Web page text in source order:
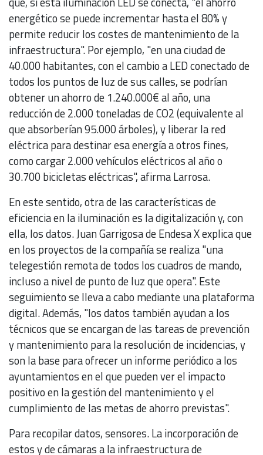
energético se puede incrementar hasta el 80% y
permite reducir los costes de mantenimiento de la
infraestructura". Por ejemplo, "en una ciudad de
40.000 habitantes, con el cambio a LED conectado de
todos los puntos de luz de sus calles, se podrían
obtener un ahorro de 1.240.000€ al año, una
reducción de 2.000 toneladas de CO2 (equivalente al
que absorberían 95.000 árboles), y liberar la red
eléctrica para destinar esa energía a otros fines,
como cargar 2.000 vehículos eléctricos al año o
30.700 bicicletas eléctricas", afirma Larrosa.
En este sentido, otra de las características de
eficiencia en la iluminación es la digitalización y, con
ella, los datos. Juan Garrigosa de Endesa X explica que
en los proyectos de la compañía se realiza "una
telegestión remota de todos los cuadros de mando,
incluso a nivel de punto de luz que opera". Este
seguimiento se lleva a cabo mediante una plataforma
digital. Además, "los datos también ayudan a los
técnicos que se encargan de las tareas de prevención
y mantenimiento para la resolución de incidencias, y
son la base para ofrecer un informe periódico a los
ayuntamientos en el que pueden ver el impacto
positivo en la gestión del mantenimiento y el
cumplimiento de las metas de ahorro previstas".
Para recopilar datos, sensores. La incorporación de
estos y de cámaras a la infraestructura de